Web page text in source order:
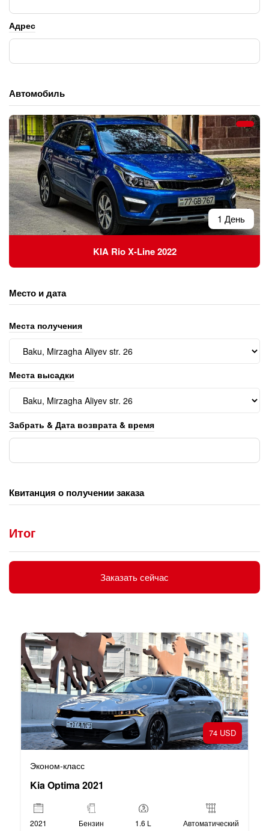
Адрес
Автомобиль
1 День
KIA Rio X-Line 2022
Место и дата
Места получения
Места высадки
Забрать & Дата возврата & время
Квитанция о получении заказа
Итог
Заказать сейчас
74 USD
Эконом-класс
Kia Optima 2021
2021 Бензин 1.6 L Автоматический